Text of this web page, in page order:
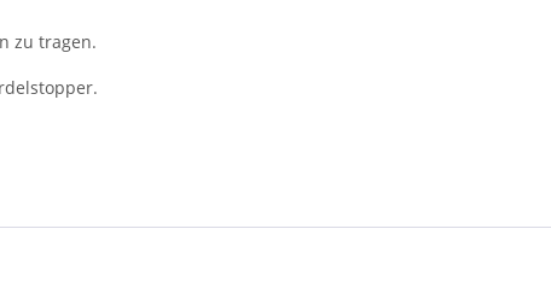
zu tragen.